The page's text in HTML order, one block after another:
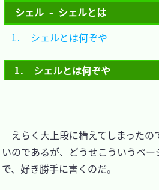
シェル - シェルとは
1.　シェルとは何ぞや
えらく大上段に構えてしまったの
いのであるが、どうせこういうペ
で、好き勝手に書くのだ。